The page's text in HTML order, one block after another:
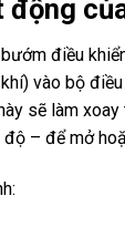
động
điều
vào bộ
sẽ làm
– để mở